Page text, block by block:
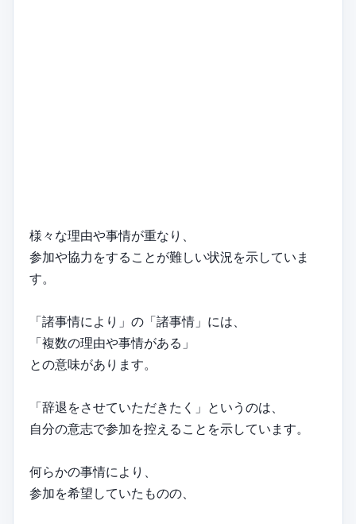
様々な理由や事情が重なり、
参加や協力をすることが難しい状況を示していま
す。
「諸事情により」の「諸事情」には、
「複数の理由や事情がある」
との意味があります。
「辞退をさせていただきたく」というのは、
自分の意志で参加を控えることを示しています。
何らかの事情により、
参加を希望していたものの、